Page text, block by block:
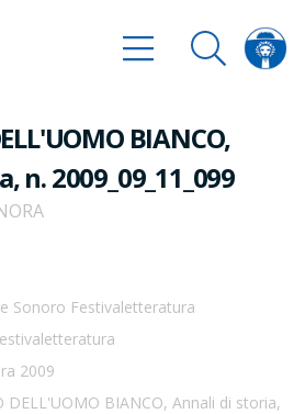
BIANCO,
2009_09_11_099
Sonoro Festivaletteratura
2009
DELL'UOMO BIANCO, Annali di storia,